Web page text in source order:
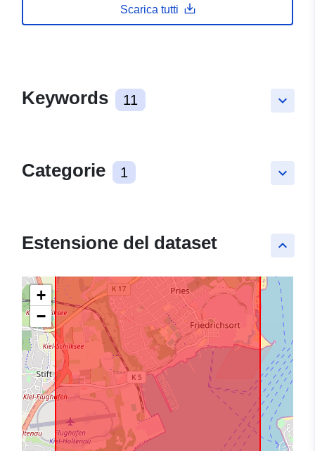
Scarica tutti
keyboard_arrow_down
Keywords 11
keyboard_arrow_down
Categorie 1
keyboard_arrow_up
Estensione del dataset
+
−